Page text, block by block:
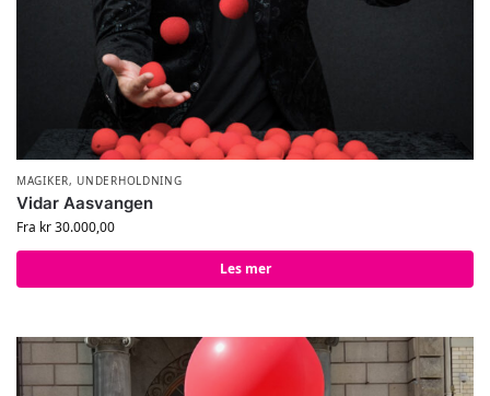
MAGIKER, UNDERHOLDNING
Vidar Aasvangen
Fra kr30.000,00
Les mer